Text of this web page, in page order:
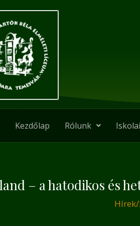
Kezdőlap Rólunk
– a hatodikos és
Hírek/